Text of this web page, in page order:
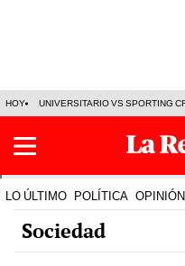
HOY UNIVERSITARIO VS SPORTING
LO ÚLTIMO POLÍTICA OPINIÓN
Sociedad